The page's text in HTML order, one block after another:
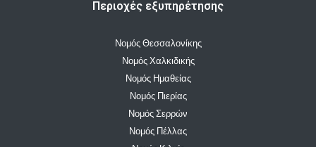
Περιοχές εξυπηρέτησης
Νομός Θεσσαλονίκης
Νομός Χαλκιδικής
Νομός Ημαθείας
Νομός Πιερίας
Νομός Σερρών
Νομός Πέλλας